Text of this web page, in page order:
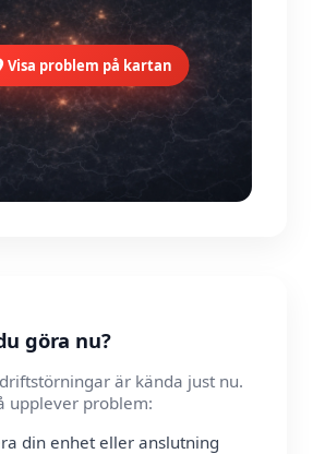
Visa problem på kartan
göra nu?
är kända just nu.
upplever problem:
din enhet eller anslutning